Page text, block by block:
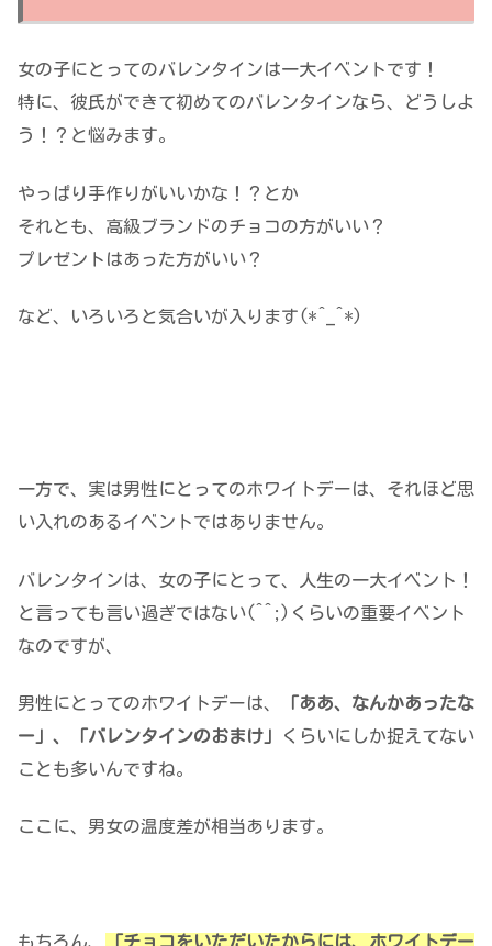
女の子にとってのバレンタインは一大イベントです！
特に、彼氏ができて初めてのバレンタインなら、どうしよ
う！？と悩みます。
やっぱり手作りがいいかな！？とか
それとも、高級ブランドのチョコの方がいい？
プレゼントはあった方がいい？
など、いろいろと気合いが入ります(*^_^*)
一方で、実は男性にとってのホワイトデーは、それほど思
い入れのあるイベントではありません。
バレンタインは、女の子にとって、人生の一大イベント！
と言っても言い過ぎではない(^^;)くらいの重要イベント
なのですが、
男性にとってのホワイトデーは、
「ああ、なんかあったな
ー」、「バレンタインのおまけ」
くらいにしか捉えてない
ことも多いんですね。
ここに、 男女の温度差が相当あります。
もちろん、 「チョコをいただいたからには、ホワイトデー